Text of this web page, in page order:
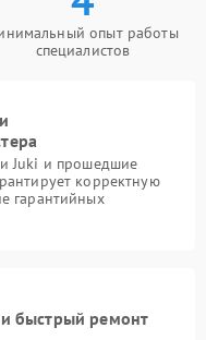
опыт работы
специалистов
Juki и прошедшие
корректную
гарантийных
и быстрый ремонт